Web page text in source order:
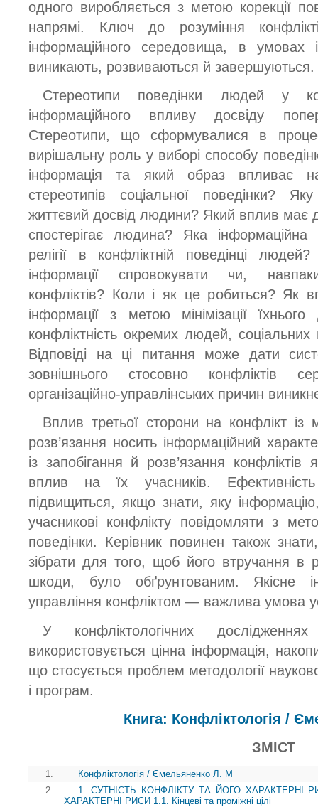
одного виробляється з метою корекції
напрямі. Ключ до розуміння
інформаційного середовища, в
виникають, розвиваються й завершуються.
Стереотипи поведінки людей у
інформаційного впливу досвіду
Стереотипи, що сформувалися в
вирішальну роль у виборі способу
інформація та який образ впливає
стереотипів соціальної поведінки?
життєвий досвід людини? Який вплив має
спостерігає людина? Яка
релігії в конфліктній поведінці
інформації спровокувати чи,
конфліктів? Коли і як це робиться? Як
інформації з метою мінімізації
конфліктність окремих людей, соціальних
Відповіді на ці питання може дати
зовнішнього стосовно конфліктів
організаційно-управлінських причин
Вплив третьої сторони на конфлікт із
розв’язання носить інформаційний
із запобігання й розв’язання
вплив на їх учасників.
підвищиться, якщо знати, яку
учасникові конфлікту повідомляти з
поведінки. Керівник повинен також
зібрати для того, щоб його втручання в
шкоди, було обґрунтованим. Якісне
управління конфліктом — важлива умова
У конфліктологічних
використовується цінна інформація,
що стосується проблем методології
і програм.
Книга: Конфліктологія /
ЗМІСТ
1.
Конфліктологія / Ємельяненко Л. М
2.
1. СУТНІСТЬ КОНФЛІКТУ ТА ЙОГО ХАРАКТЕРНІ
ХАРАКТЕРНІ РИСИ 1.1. Кінцеві та проміжні цілі